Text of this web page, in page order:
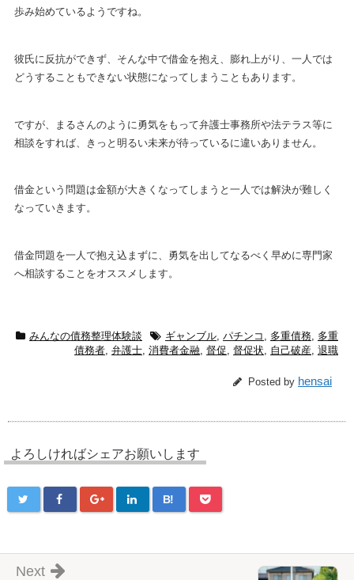
歩み始めているようですね。
彼氏に反抗ができず、そんな中で借金を抱え、膨れ上がり、一人では
どうすることもできない状態になってしまうこともあります。
ですが、まるさんのように勇気をもって弁護士事務所や法テラス等に
相談をすれば、きっと明るい未来が待っているに違いありません。
借金という問題は金額が大きくなってしまうと一人では解決が難しく
なっていきます。
借金問題を一人で抱え込まずに、勇気を出してなるべく早めに専門家
へ相談することをオススメします。
みんなの債務整理体験談 ギャンブル パチンコ 多重債務 多重
債務者 弁護士 消費者金融 督促 督促状 自己破産 退職
Posted by hensai
よろしければシェアお願いします
B!
Next